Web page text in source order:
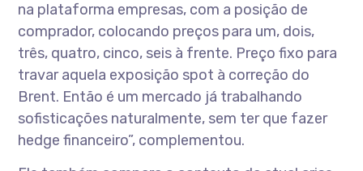
na plataforma empresas, com a posição de
comprador, colocando preços para um, dois,
três, quatro, cinco, seis à frente. Preço fixo para
travar aquela exposição spot à correção do
Brent. Então é um mercado já trabalhando
sofisticações naturalmente, sem ter que fazer
hedge financeiro”, complementou.